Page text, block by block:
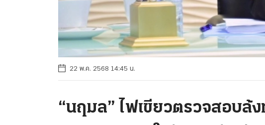
22 พ.ค. 2568 14:45 น.
“นฤมล” ไฟเขียวตรวจสอบล้